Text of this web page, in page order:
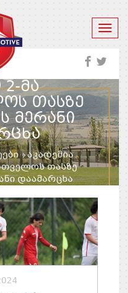
ᲛᲐ
ᲗᲐᲡᲖᲔ
ᲛᲔᲠᲐᲜᲘ
აკადემია
დაამარცხა